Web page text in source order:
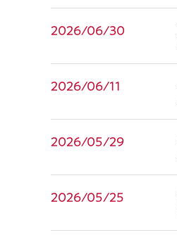
2026/06/30
2026/06/11
2026/05/29
2026/05/25